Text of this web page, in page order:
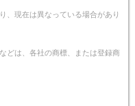
、現在は異なっている場合があり
どは、各社の商標、または登録商